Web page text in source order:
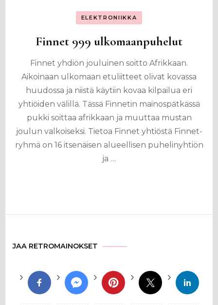
ELEKTRONIIKKA
Finnet 999 ulkomaanpuhelut
Finnet yhdiön jouluinen soitto Afrikkaan.
Aikoinaan ulkomaan etuliitteet olivat kovassa
huudossa ja niistä käytiin kovaa kilpailua eri
yhtiöiden välillä. Tässä Finnetin mainospätkässä
pukki soittaa afrikkaan ja muuttaa mustan
joulun valkoiseksi. Tietoa Finnet yhtiöstä Finnet-
ryhmä on 16 itsenäisen alueellisen puhelinyhtiön
ja …
JAA RETROMAINOKSET